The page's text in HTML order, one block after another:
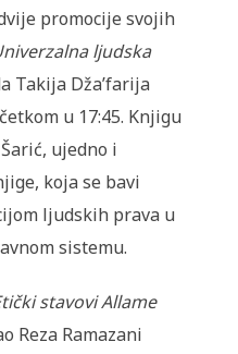
promocije svojih
ljudska
Takija Dža’farija
u 17:45. Knjigu
ujedno i
koja se bavi
ljudskih prava u
sistemu.
stavovi Allame
Reza Ramazani